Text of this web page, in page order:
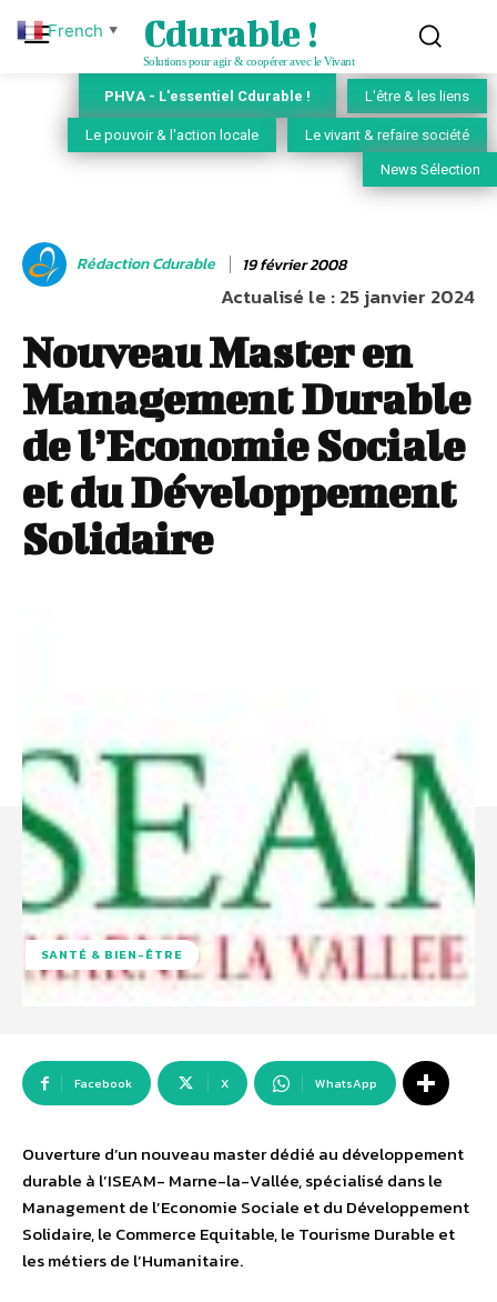
Cdurable !
Solutions pour agir & coopérer avec le Vivant
PHVA - L'essentiel Cdurable ! L'être & les liens
Le pouvoir & l'action locale Le vivant & refaire société
News Sélection
Rédaction Cdurable 19 février 2008
Actualisé le :25 janvier 2024
Nouveau Master en
Management Durable
de l’Economie Sociale
et du Développement
Solidaire
SANTÉ & BIEN-ÊTRE
Facebook X WhatsApp
Ouverture d’un nouveau master dédié au développement
durable à l’ISEAM- Marne-la-Vallée, spécialisé dans le
Management de l’Economie Sociale et du Développement
Solidaire, le Commerce Equitable, le Tourisme Durable et
les métiers de l’Humanitaire.
French ▼